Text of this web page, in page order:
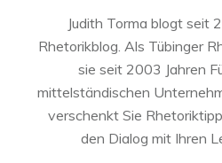
Judith Torma blogt seit
Rhetorikblog. Als Tübinger
sie seit 2003 Jahren
mittelständischen
verschenkt Sie
den Dialog mit Ihren